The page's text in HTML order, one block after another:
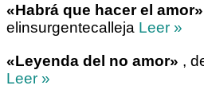
«Habrá que hacer el amor»
elinsurgentecalleja Leer »
«Leyenda del no amor» ,
Leer »